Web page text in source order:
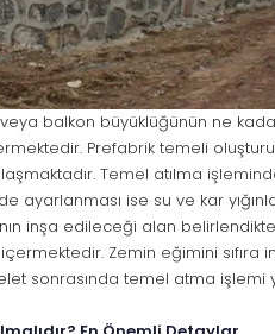
balkon büyüklüğünün ne
Prefabrik temeli
Temel atılma
ayarlanması ise su ve kar
inşa edileceği alan
Zemin eğimini sıfıra
sonrasında temel atma işlemi